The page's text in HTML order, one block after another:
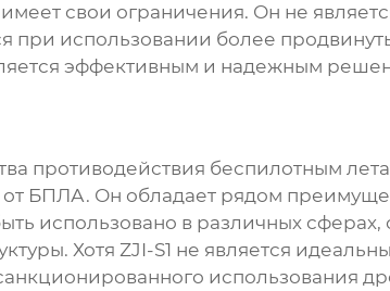
свои ограничения. Он не
при использовании более
эффективным и надежным
противодействия беспилотным
БПЛА. Он обладает рядом
использовано в различных
Хотя ZJI-S1 не является
использования